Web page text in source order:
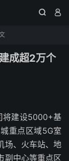
 
成超2万个
将建设5000+基
重点区域5G室
场、火车站、地
副中心等重点区